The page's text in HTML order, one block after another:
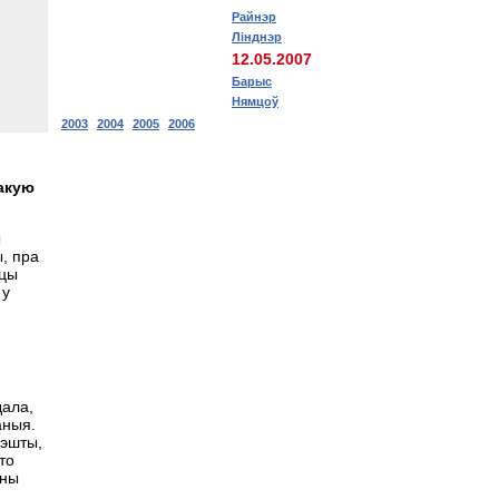
Райнэр
Лінднэр
12.05.2007
Барыс
Нямцоў
2003
2004 2005 2006
пра